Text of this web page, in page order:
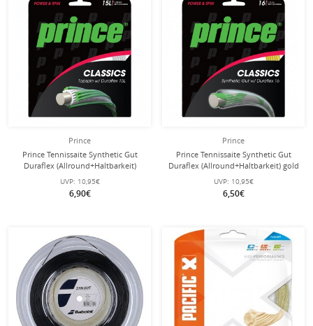
Prince
Prince Tennissaite Synthetic Gut
Duraflex (Allround+Haltbarkeit)
weiss 12m Set
UVP: 10,95€
6,90€
Prince
Prince Tennissaite Synthetic Gut
Duraflex (Allround+Haltbarkeit) gold
12m Set
UVP: 10,95€
6,50€